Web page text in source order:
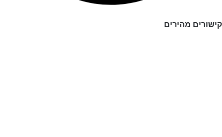
קישורים מהירים